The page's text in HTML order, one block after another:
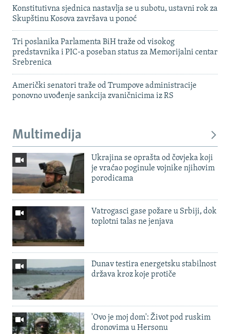
Konstitutivna sjednica nastavlja se u subotu, ustavni rok za
Skupštinu Kosova završava u ponoć
Tri poslanika Parlamenta BiH traže od visokog
predstavnika i PIC-a poseban status za Memorijalni centar
Srebrenica
Američki senatori traže od Trumpove administracije
ponovno uvođenje sankcija zvaničnicima iz RS
Multimedija
Ukrajina se oprašta od čovjeka koji
je vraćao poginule vojnike njihovim
porodicama
Vatrogasci gase požare u Srbiji, dok
toplotni talas ne jenjava
Dunav testira energetsku stabilnost
država kroz koje protiče
'Ovo je moj dom': Život pod ruskim
dronovima u Hersonu